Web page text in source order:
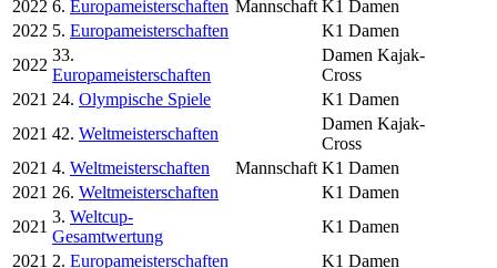
2022 6. Europameisterschaften Mannschaft K1 Damen
2022 5. Europameisterschaften
K1 Damen
2022
33.
Europameisterschaften
Damen Kajak-
Cross
2021 24. Olympische Spiele
K1 Damen
2021 42. Weltmeisterschaften
Damen Kajak-
Cross
2021 4. Weltmeisterschaften Mannschaft K1 Damen
2021 26. Weltmeisterschaften
K1 Damen
2021
3. Weltcup-
Gesamtwertung
K1 Damen
2021 2. Europameisterschaften
K1 Damen